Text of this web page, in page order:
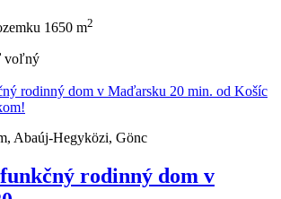
1650 m2
voľný
Abaúj-Hegyközi, Gönc
rodinný dom v